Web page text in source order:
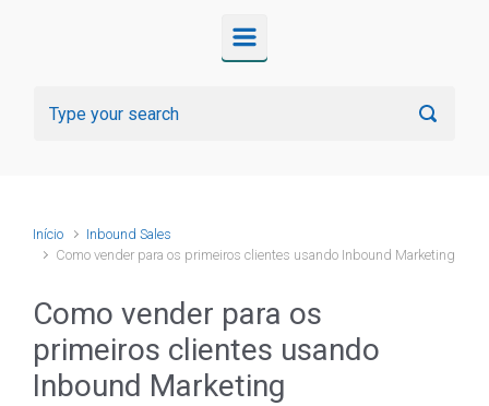
Início
Inbound Sales
Como vender para os primeiros clientes usando Inbound Marketing
Como vender para os
primeiros clientes usando
Inbound Marketing